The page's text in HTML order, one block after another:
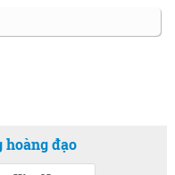
hoàng đạo